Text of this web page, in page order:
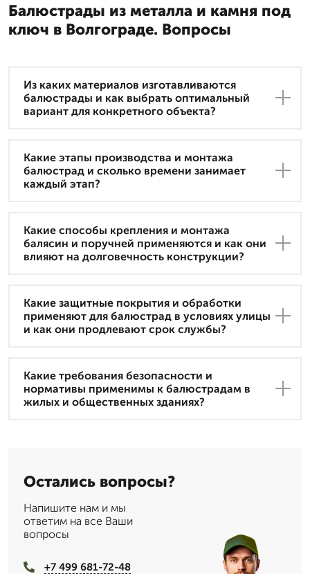
Балюстрады из металла и камня под
ключ в Волгограде. Вопросы
Из каких материалов изготавливаются
балюстрады и как выбрать оптимальный
вариант для конкретного объекта?
Какие этапы производства и монтажа
балюстрад и сколько времени занимает
каждый этап?
Какие способы крепления и монтажа
балясин и поручней применяются и как они
влияют на долговечность конструкции?
Какие защитные покрытия и обработки
применяют для балюстрад в условиях улицы
и как они продлевают срок службы?
Какие требования безопасности и
нормативы применимы к балюстрадам в
жилых и общественных зданиях?
Остались вопросы?
Напишите нам и мы
ответим на все Ваши
вопросы
+7 499 681-72-48